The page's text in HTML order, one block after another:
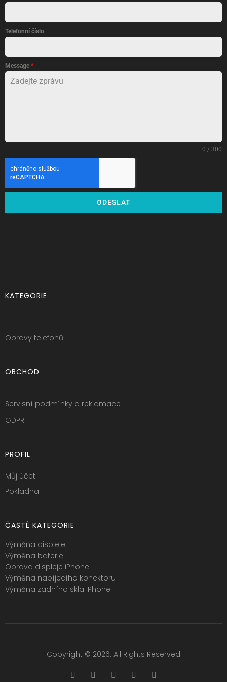
Telefonní číslo
Message *
0 / 300
ODESLAT
KATEGORIE
Opravy telefonů
OBCHOD
Servisní podmínky a reklamace
GDPR
PROFIL
Můj účet
Pokladna
ČASTÉ KATEGORIE
Výměna displeje
Výměna baterie
Oprava displeje iPhone
Výměna nabíjecího konektoru
Výměna zadního skla iPhone
Copyright © 2026. All Rights Reserved